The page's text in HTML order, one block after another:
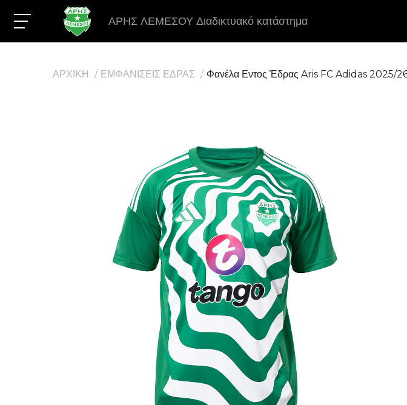
ΑΡΗΣ ΛΕΜΕΣΟΥ Διαδικτυακό κατάστημα
ΑΡΧΙΚΗ ΕΜΦΑΝΙΣΕΙΣ ΕΔΡΑΣ Φανέλα Εντος Έδρας Aris FC Adidas 2025/